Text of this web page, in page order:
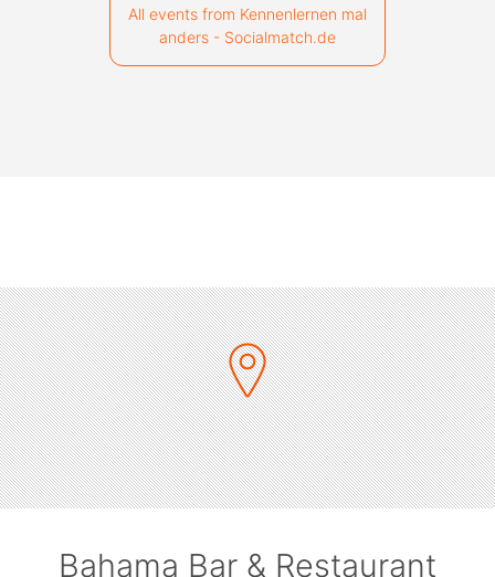
All events from Kennenlernen mal
anders - Socialmatch.de
Bahama Bar & Restaurant